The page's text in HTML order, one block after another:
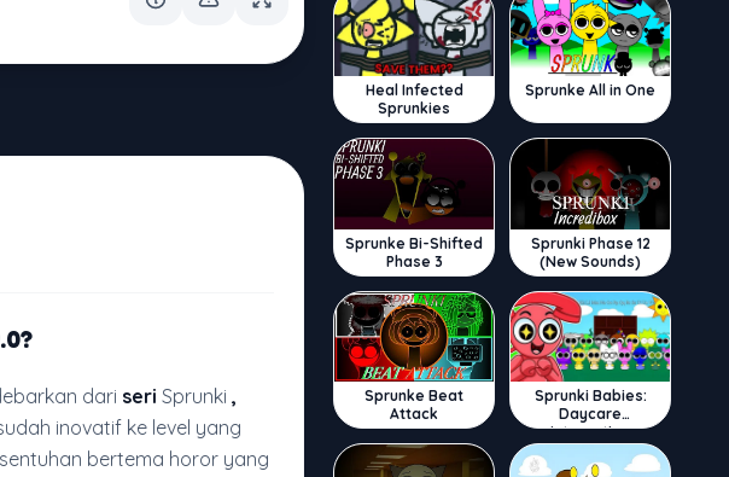
dari seri Sprunki ,
inovatif ke level yang
bertema horor yang
Heal Infected
Sprunkies
Sprunke All in One
Sprunke Bi-Shifted
Phase 3
Sprunki Phase 12
(New Sounds)
Sprunke Beat
Attack
Sprunki Babies:
Daycare
Interactive